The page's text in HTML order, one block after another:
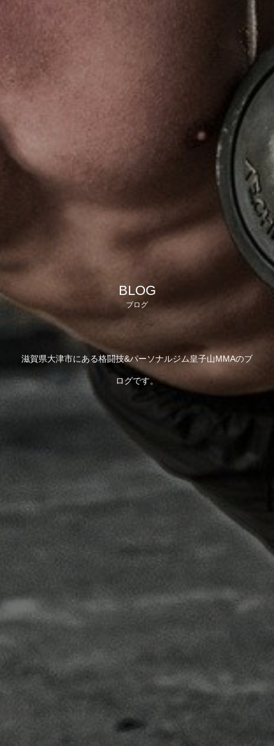
BLOG
ブログ
滋賀県大津市にある格闘技&パーソナルジム皇子山MMAのブ
ログです。